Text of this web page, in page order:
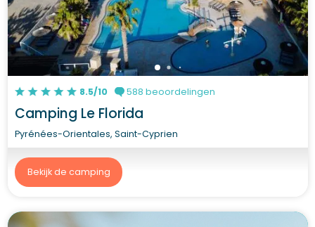
8.5/10 588 beoordelingen
Camping Le Florida
Pyrénées-Orientales, Saint-Cyprien
Bekijk de camping